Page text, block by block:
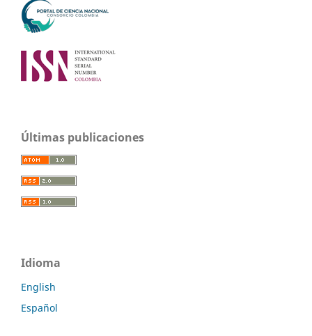
Últimas publicaciones
Idioma
English
Español